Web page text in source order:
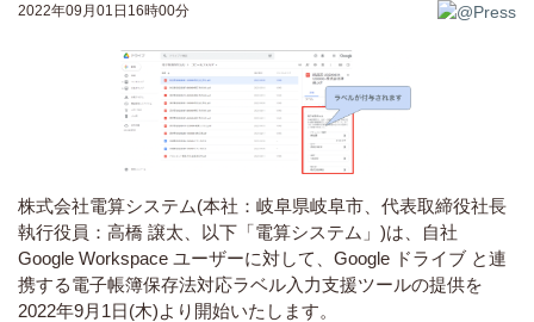
2022年09月01日16時00分
株式会社電算システム(本社：岐阜県岐阜市、代表取締役社長
執行役員：高橋 譲太、以下「電算システム」)は、自社
Google Workspace ユーザーに対して、Google ドライブ と連
携する電子帳簿保存法対応ラベル入力支援ツールの提供を
2022年9月1日(木)より開始いたします。